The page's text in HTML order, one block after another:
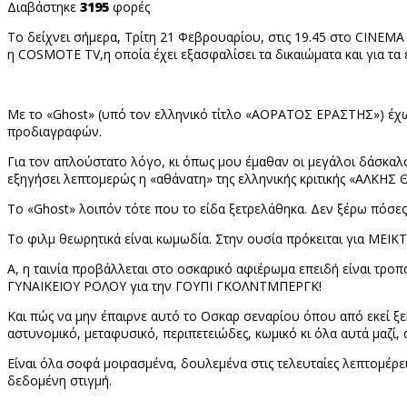
Διαβάστηκε 3195 φορές
Το δείχνει σήμερα, Τρίτη 21 Φεβρουαρίου, στις 19.45 στο CINEMA
η COSMOTE TV,η οποία έχει εξασφαλίσει τα δικαιώματα και για
Με το «Ghost» (υπό τον ελληνικό τίτλο «ΑΟΡΑΤΟΣ ΕΡΑΣΤΗΣ»)
προδιαγραφών.
Για τον απλούστατο λόγο, κι όπως μου έμαθαν οι μεγάλοι
εξηγήσει λεπτομερώς η «αθάνατη» της ελληνικής κριτικής
Το «Ghost» λοιπόν τότε που το είδα ξετρελάθηκα. Δεν ξέρω
Το φιλμ θεωρητικά είναι κωμωδία. Στην ουσία πρόκειται για
Α, η ταινία προβάλλεται στο οσκαρικό αφιέρωμα επειδή είναι
ΓΥΝΑΙΚΕΙΟΥ ΡΟΛΟΥ για την ΓΟΥΠΙ ΓΚΟΛΝΤΜΠΕΡΓΚ!
Και πώς να μην έπαιρνε αυτό το Οσκαρ σεναρίου όπου από εκεί
αστυνομικό, μεταφυσικό, περιπετειώδες, κωμικό κι όλα αυτά
Είναι όλα σοφά μοιρασμένα, δουλεμένα στις τελευταίες
δεδομένη στιγμή.